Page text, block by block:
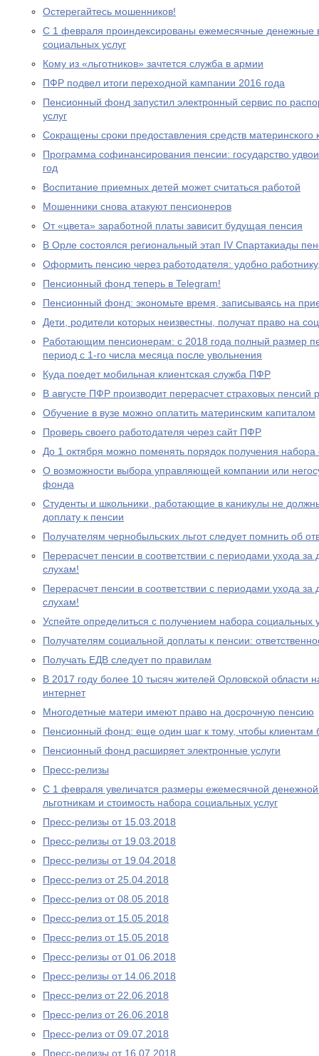
Остерегайтесь мошенников!
С 1 февраля проиндексированы ежемесячные денежные
социальных услуг
Кому из «льготников» зачтется служба в армии
ПФР подвел итоги переходной кампании 2016 года
Пенсионный фонд запустил электронный сервис по
услуг
Сокращены сроки предоставления средств материнского
Программа софинансирования пенсии: государство
год
Воспитание приемных детей может считаться работой
Мошенники снова атакуют пенсионеров
От «цвета» заработной платы зависит будущая пенсия
В Орле состоялся региональный этап IV Спартакиады
Оформить пенсию через работодателя: удобно
Пенсионный фонд теперь в Telegram!
Пенсионный фонд: экономьте время, записываясь на
Дети, родители которых неизвестны, получат право на
Работающим пенсионерам: с 2018 года полный размер
период с 1-го числа месяца после увольнения
Куда поедет мобильная клиентская служба ПФР
В августе ПФР производит перерасчет страховых
Обучение в вузе можно оплатить материнским капиталом
Проверь своего работодателя через сайт ПФР
До 1 октября можно поменять порядок получения набора
О возможности выбора управляющей компании или
фонда
Студенты и школьники, работающие в каникулы не
доплату к пенсии
Получателям чернобыльских льгот следует помнить об
Перерасчет пенсии в соответствии с периодами ухода за
слухам!
Перерасчет пенсии в соответствии с периодами ухода за
слухам!
Успейте определиться с получением набора социальных
Получателям социальной доплаты к пенсии:
Получать ЕДВ следует по правилам
В 2017 году более 10 тысяч жителей Орловской области
интернет
Многодетные матери имеют право на досрочную пенсию
Пенсионный фонд: еще один шаг к тому, чтобы клиентам
Пенсионный фонд расширяет электронные услуги
Пресс-релизы
С 1 февраля увеличатся размеры ежемесячной
льготникам и стоимость набора социальных услуг
Пресс-релизы от 15.03.2018
Пресс-релизы от 19.03.2018
Пресс-релизы от 19.04.2018
Пресс-релиз от 25.04.2018
Пресс-релиз от 08.05.2018
Пресс-релиз от 15.05.2018
Пресс-релиз от 15.05.2018
Пресс-релизы от 01.06.2018
Пресс-релизы от 14.06.2018
Пресс-релиз от 22.06.2018
Пресс-релиз от 26.06.2018
Пресс-релиз от 09.07.2018
Пресс-релизы от 16.07.2018